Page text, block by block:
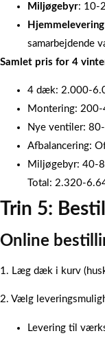
Miljøgebyr: 10-
samarbejdende
Samlet pris for 4
4 dæk: 2.000-
Montering:
Nye ventiler:
Afbalancering:
Miljøgebyr: 40-
Total: 2.320-
Trin 5:
Online
1. Læg dæk i kurv
2. Vælg
Levering til